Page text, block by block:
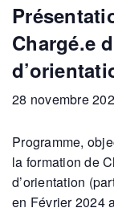
Chargé.e
28 novembre
Programme,
la formation de
d’orientation
en Février 2024